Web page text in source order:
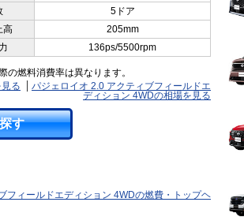
5ドア
高
205mm
136ps/5500rpm
燃料消費率は異なります。
る
パジェロイオ 2.0 アクティブフィールドエ
ディション 4WDの相場を見る
す
フィールドエディション 4WDの燃費・トップヘ